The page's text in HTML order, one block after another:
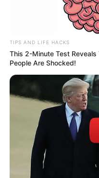
TIPS AND LIFE HACKS
This 2-Minute Test
People Are Shocked!